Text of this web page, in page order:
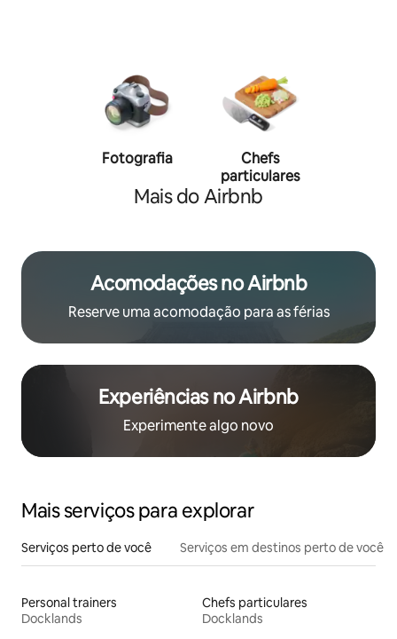
Fotografia
Chefs
particulares
Mais do Airbnb
Acomodações no Airbnb
Reserve uma acomodação para as férias
Experiências no Airbnb
Experimente algo novo
Mais serviços para explorar
Serviços perto de você Serviços em destinos perto de você
Personal trainers
Docklands
Chefs particulares
Docklands